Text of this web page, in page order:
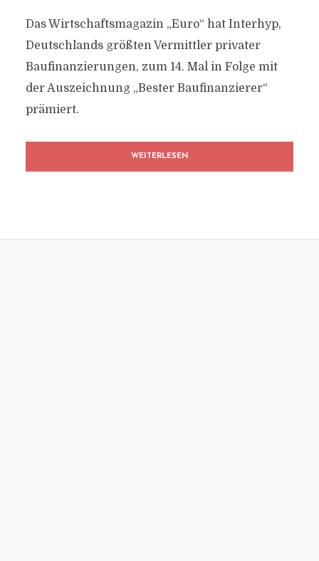
Das Wirtschaftsmagazin „Euro“ hat Interhyp,
Deutschlands größten Vermittler privater
Baufinanzierungen, zum 14. Mal in Folge mit
der Auszeichnung „Bester Baufinanzierer“
prämiert.
WEITERLESEN